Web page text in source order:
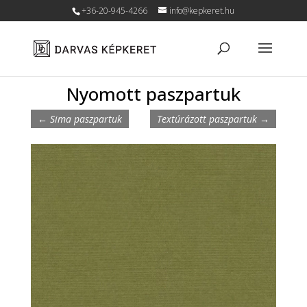
+36-20-945-4266 info@kepkeret.hu
Nyomott paszpartuk
← Sima paszpartuk Textúrázott paszpartuk →